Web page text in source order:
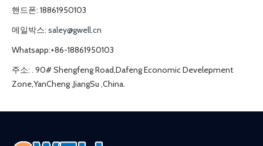
핸드폰: 18861950103
메일박스: saley@gwell.cn
Whatsapp:+86-18861950103
주소: . 90# Shengfeng Road,Dafeng Economic Develepment
Zone,YanCheng ,JiangSu ,China.